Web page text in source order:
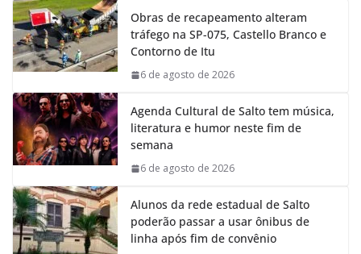
b
o
o
k
s
A
p
p
e
d
I
n
m
Obras de recapeamento alteram
tráfego na SP-075, Castello Branco e
Contorno de Itu
6 de agosto de 2026
Agenda Cultural de Salto tem música,
literatura e humor neste fim de
semana
6 de agosto de 2026
Alunos da rede estadual de Salto
poderão passar a usar ônibus de
linha após fim de convênio